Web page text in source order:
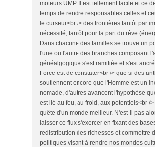
moteurs UMP. Il est tellement facile et ce
temps de rendre responsables celles et
le curseur<br /> des frontières tantôt par
nécessité, tantôt pour la part du rêve
Dans chacune des familles se trouve un
l'une ou l'autre des branches composant
généalgogique s'est ramifiée et s'est
Force est de constater<br /> que si des
soutiennent encore que l'Homme est un
nomade, d'autres avancent l'hypothèse
est lié au feu, au froid, aux potentiels<br /
quête d'un monde meilleur. N'est-il pas
laisser ce flux s'exercer en fixant des
redistribution des richesses et commettre
politiques visant à rendre nos mondes